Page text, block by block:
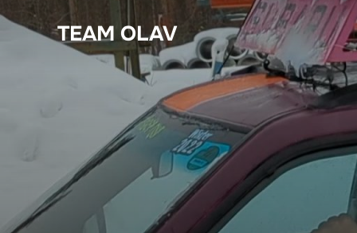
Skip
TEAM OLAV